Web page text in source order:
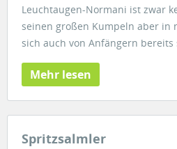
Leuchtaugen-Normani ist zwar
seinen großen Kumpeln aber in
sich auch von Anfängern
Mehr lesen
Spritzsalmler